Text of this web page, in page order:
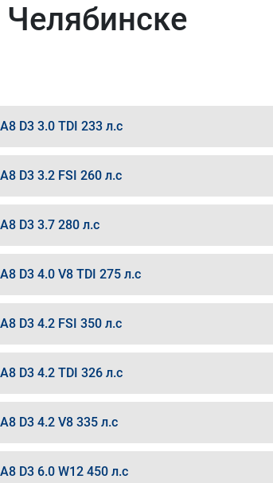
D3 3.0 TDI 233 л.с
D3 3.2 FSI 260 л.с
D3 3.7 280 л.с
D3 4.0 V8 TDI 275 л.с
D3 4.2 FSI 350 л.с
D3 4.2 TDI 326 л.с
D3 4.2 V8 335 л.с
D3 6.0 W12 450 л.с